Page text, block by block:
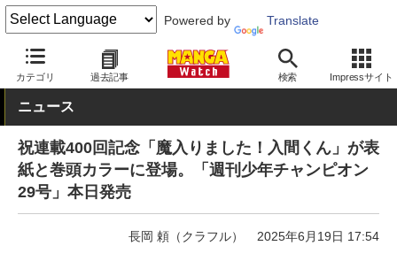
Powered by Translate
カテゴリ 過去記事 検索 Impressサイト
MANGA Watch 雑誌 週刊少年チャンピオン
ニュース
祝連載400回記念「魔入りました！入間くん」が表
紙と巻頭カラーに登場。「週刊少年チャンピオン
29号」本日発売
長岡 頼（クラフル） 2025年6月19日 17:54